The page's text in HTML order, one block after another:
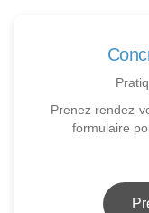
Prenez rendez-
formulaire